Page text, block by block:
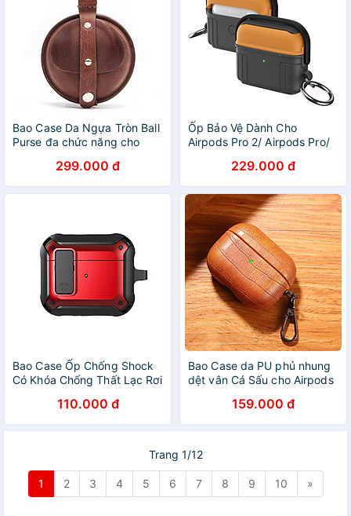
Bao Case Da Ngựa Tròn Ball
Purse đa chức năng cho
Airpods Pro 2 - Hàng Chính
Hãng
299.000 đ
Ốp Bảo Vệ Dành Cho
Airpods Pro 2/ Airpods Pro/
Kèm Móc Treo_ Hàng chính
hãng
229.000 đ
Bao Case Ốp Chống Shock
Có Khóa Chống Thất Lạc Rơi
Airpods Pro / AirPods 3 /
Airpods Pro 2 - Hàng Chính
110.000 đ
Bao Case da PU phủ nhung
dệt vân Cá Sấu cho Airpods
Pro 3 - Hàng Chính Hãng
159.000 đ
Trang 1/12
1 2 3 4 5 6 7 8 9 10 »